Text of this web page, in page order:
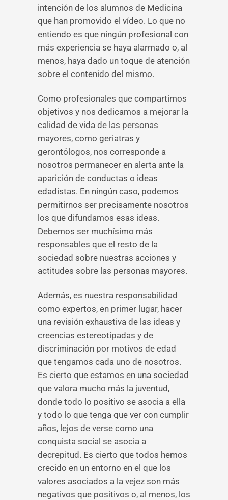
intención de los alumnos de Medicina
que han promovido el vídeo. Lo que no
entiendo es que ningún profesional con
más experiencia se haya alarmado o, al
menos, haya dado un toque de atención
sobre el contenido del mismo.
Como profesionales que compartimos
objetivos y nos dedicamos a mejorar la
calidad de vida de las personas
mayores, como geriatras y
gerontólogos, nos corresponde a
nosotros permanecer en alerta ante la
aparición de conductas o ideas
edadistas. En ningún caso, podemos
permitirnos ser precisamente nosotros
los que difundamos esas ideas.
Debemos ser muchísimo más
responsables que el resto de la
sociedad sobre nuestras acciones y
actitudes sobre las personas mayores.
Además, es nuestra responsabilidad
como expertos, en primer lugar, hacer
una revisión exhaustiva de las ideas y
creencias estereotipadas y de
discriminación por motivos de edad
que tengamos cada uno de nosotros.
Es cierto que estamos en una sociedad
que valora mucho más la juventud,
donde todo lo positivo se asocia a ella
y todo lo que tenga que ver con cumplir
años, lejos de verse como una
conquista social se asocia a
decrepitud. Es cierto que todos hemos
crecido en un entorno en el que los
valores asociados a la vejez son más
negativos que positivos o, al menos, los